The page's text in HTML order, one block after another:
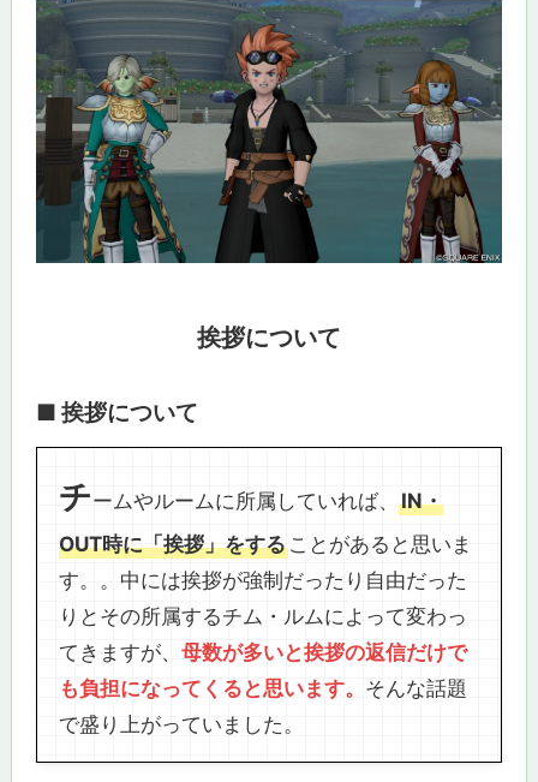
挨拶について
■ 挨拶について
チームやルームに所属していれば、 IN・
OUT時に「挨拶」をすることがあると思いま
す。。中には挨拶が強制だったり自由だった
りとその所属するチム・ルムによって変わっ
てきますが、 母数が多いと挨拶の返信だけで
も負担になってくると思います。 そんな話題
で盛り上がっていました。